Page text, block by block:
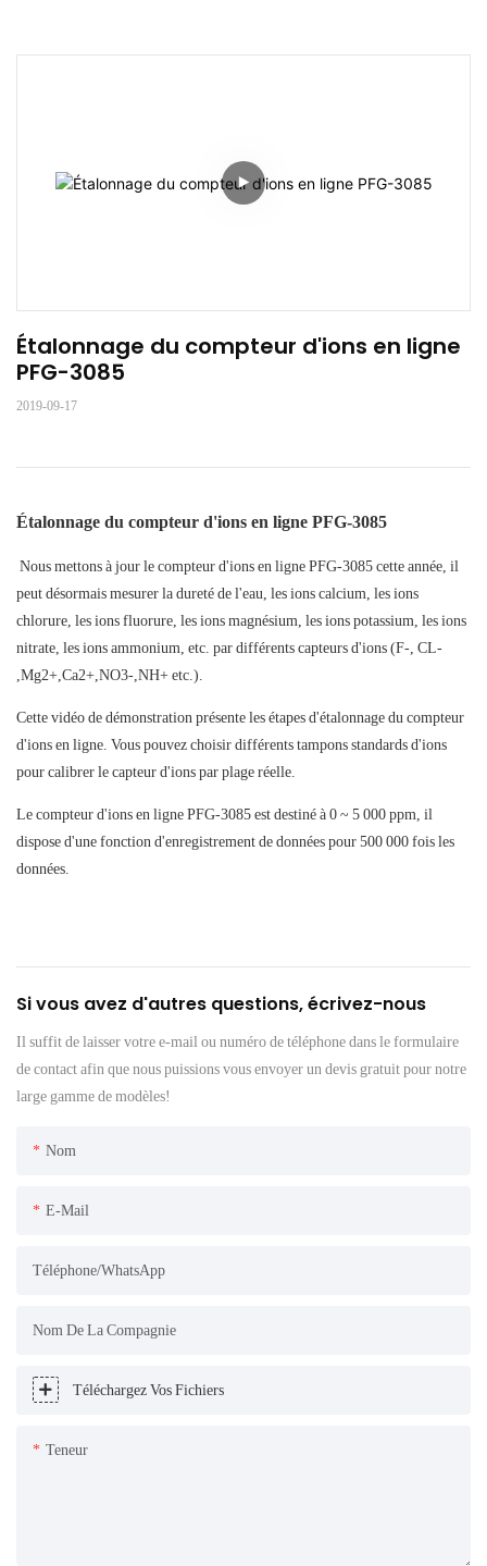
Étalonnage du compteur d'ions en ligne
PFG-3085
2019-09-17
Étalonnage du compteur d'ions en ligne PFG-3085
Nous mettons à jour le compteur d'ions en ligne PFG-3085 cette année, il
peut désormais mesurer la dureté de l'eau, les ions calcium, les ions
chlorure, les ions fluorure, les ions magnésium, les ions potassium, les ions
nitrate, les ions ammonium, etc. par différents capteurs d'ions (F-, CL-
,Mg2+,Ca2+,NO3-,NH+ etc.).
Cette vidéo de démonstration présente les étapes d'étalonnage du compteur
d'ions en ligne. Vous pouvez choisir différents tampons standards d'ions
pour calibrer le capteur d'ions par plage réelle.
Le compteur d'ions en ligne PFG-3085 est destiné à 0 ~ 5 000 ppm, il
dispose d'une fonction d'enregistrement de données pour 500 000 fois les
données.
Si vous avez d'autres questions, écrivez-nous
Il suffit de laisser votre e-mail ou numéro de téléphone dans le formulaire
de contact afin que nous puissions vous envoyer un devis gratuit pour notre
large gamme de modèles!
Nom
E-Mail
Téléphone/WhatsApp
Nom De La Compagnie
Téléchargez Vos Fichiers
Teneur